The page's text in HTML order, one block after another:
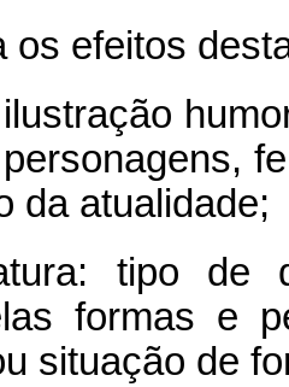
os efeitos
da atualidade;
tipo de
formas e
situação de